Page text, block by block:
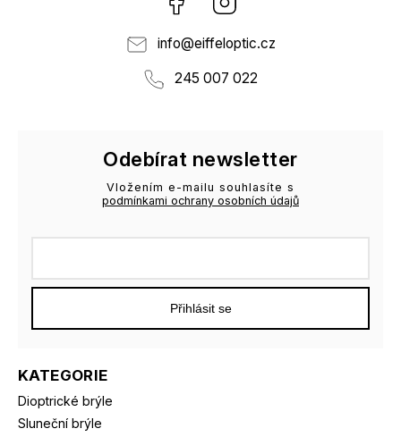
info@eiffeloptic.cz
245 007 022
KATEGORIE
Dioptrické brýle
Sluneční brýle
Odebírat newsletter
Vložením e-mailu souhlasíte s
podmínkami ochrany osobních údajů
Přihlásit se